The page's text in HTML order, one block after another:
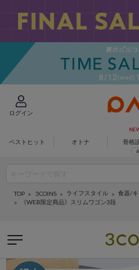
ログイン
ベストヒット オトナ 骨格
TOP 3COINS ライフスタイル 食器/
《WEB限定商品》スリムワゴン3段